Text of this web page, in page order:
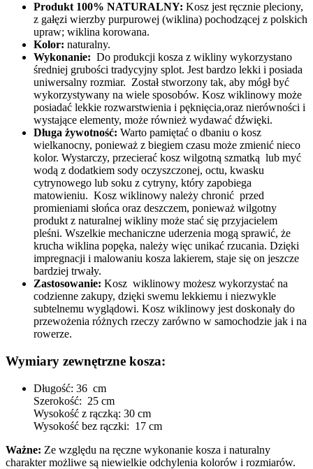
Produkt 100% NATURALNY: Kosz jest ręcznie pleciony,
z gałęzi wierzby purpurowej (wiklina) pochodzącej z polskich
upraw; wiklina korowana.
Kolor: naturalny.
Wykonanie: Do produkcji kosza z wikliny wykorzystano
średniej grubości tradycyjny splot. Jest bardzo lekki i posiada
uniwersalny rozmiar. Został stworzony tak, aby mógł być
wykorzystywany na wiele sposobów. Kosz wiklinowy może
posiadać lekkie rozwarstwienia i pęknięcia,oraz nierówności i
wystające elementy, może również wydawać dźwięki.
Długa żywotność: Warto pamiętać o dbaniu o kosz
wielkanocny, ponieważ z biegiem czasu może zmienić nieco
kolor. Wystarczy, przecierać kosz wilgotną szmatką lub myć
wodą z dodatkiem sody oczyszczonej, octu, kwasku
cytrynowego lub soku z cytryny, który zapobiega
matowieniu. Kosz wiklinowy należy chronić przed
promieniami słońca oraz deszczem, ponieważ wilgotny
produkt z naturalnej wikliny może stać się przyjacielem
pleśni. Wszelkie mechaniczne uderzenia mogą sprawić, że
krucha wiklina popęka, należy więc unikać rzucania. Dzięki
impregnacji i malowaniu kosza lakierem, staje się on jeszcze
bardziej trwały.
Zastosowanie: Kosz wiklinowy możesz wykorzystać na
codzienne zakupy, dzięki swemu lekkiemu i niezwykle
subtelnemu wyglądowi. Kosz wiklinowy jest doskonały do
przewożenia różnych rzeczy zarówno w samochodzie jak i na
rowerze.
Wymiary zewnętrzne kosza:
Długość: 36 cm
Szerokość: 25 cm
Wysokość z rączką: 30 cm
Wysokość bez rączki: 17 cm
Ważne: Ze względu na ręczne wykonanie kosza i naturalny
charakter możliwe są niewielkie odchylenia kolorów i rozmiarów.